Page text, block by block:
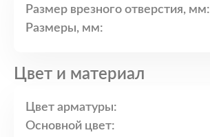
Размер врезного отверстия, мм:
Размеры, мм:
Цвет и материал
Цвет арматуры:
Основной цвет: